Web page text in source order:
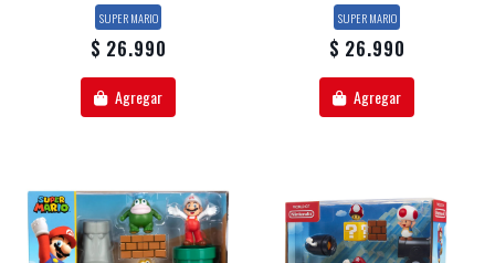
SUPER MARIO
$ 26.990
Agregar
SUPER MARIO
$ 26.990
Agregar